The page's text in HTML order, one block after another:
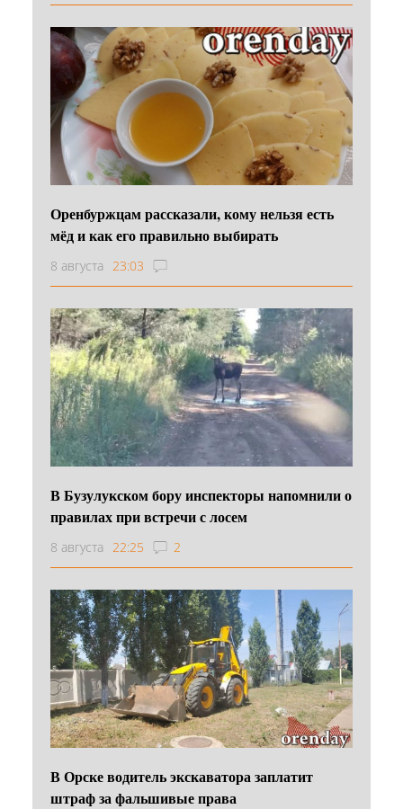
Оренбуржцам рассказали, кому нельзя есть
мёд и как его правильно выбирать
8 августа 23:03
В Бузулукском бору инспекторы напомнили о
правилах при встречи с лосем
8 августа 22:25 2
В Орске водитель экскаватора заплатит
штраф за фальшивые права